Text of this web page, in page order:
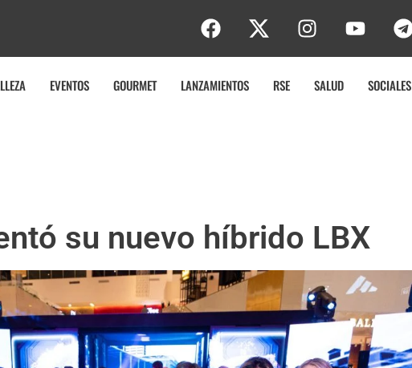
EVENTOS GOURMET LANZAMIENTOS RSE SALUD SOCIALES
su nuevo híbrido LBX